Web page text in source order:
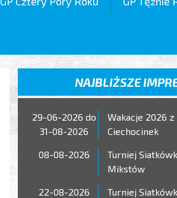
NAJBLIŻSZE
29-06-2026 do
31-08-2026
Wakacje 2026 z
Ciechocinek
08-08-2026
Turniej
Mikstów
22-08-2026
Turniej